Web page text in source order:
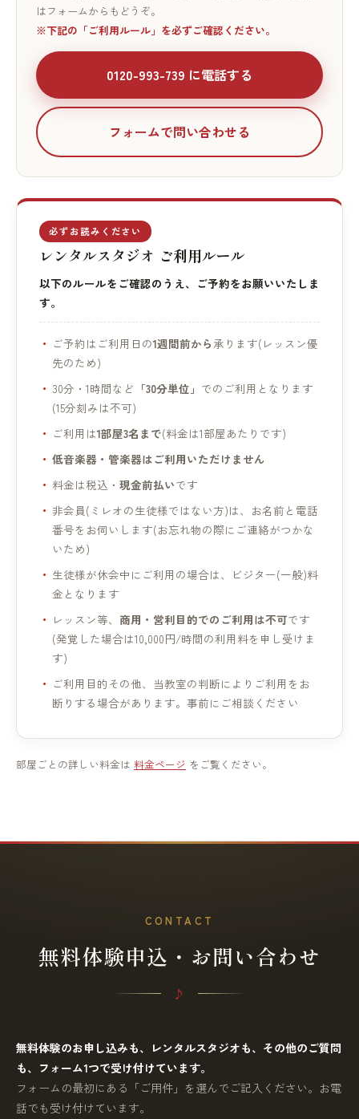
はフォームからもどうぞ。
※下記の「ご利用ルール」を必ずご確認ください。
0120-993-739 に電話する
フォームで問い合わせる
必ずお読みください
レンタルスタジオ ご利用ルール
以下のルールをご確認のうえ、ご予約をお願いいたしま
す。
ご予約はご利用日の1週間前から 承ります(レッスン優
先のため)
30分・1時間など 「30分単位」 でのご利用となります
(15分刻みは不可)
ご利用は1部屋3名まで(料金は1部屋あたりです)
低音楽器・管楽器はご利用いただけません
料金は税込・ 現金前払いです
非会員(ミレオの生徒様ではない方)は、お名前と電話
番号をお伺いします(お忘れ物の際にご連絡がつかな
いため)
生徒様が休会中にご利用の場合は、ビジター(一般)料
金となります
レッスン等、 商用・営利目的でのご利用は不可です
(発覚した場合は10,000円/時間の利用料を申し受けま
す)
ご利用目的その他、当教室の判断によりご利用をお
断りする場合があります。事前にご相談ください
部屋ごとの詳しい料金は 料金ページ をご覧ください。
CONTACT
無料体験申込・お問い合わせ
無料体験のお申し込みも、レンタルスタジオも、その他のご質問
も、フォーム1つで受け付けています。
フォームの最初にある「ご用件」を選んでご記入ください。お電
話でも受け付けています。